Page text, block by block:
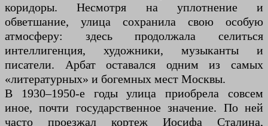
коридоры. Несмотря на уплотнение и
обветшание, улица сохранила свою особую
атмосферу: здесь продолжала селиться
интеллигенция, художники, музыканты и
писатели. Арбат оставался одним из самых
«литературных» и богемных мест Москвы.
В 1930–1950-е годы улица приобрела совсем
иное, почти государственное значение. По ней
часто проезжал кортеж Иосифа Сталина,